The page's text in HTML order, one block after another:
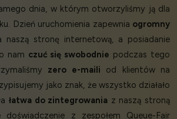
dnia, w którym otworzyliśmy ją dla
Dzień uruchomienia zapewnia ogromny
naszą stronę internetową, a posiadanie
nam czuć się swobodnie podczas tego
zero e-maili od klientów na
jako znak, że wszystko działało
łatwa do zintegrowania z naszą stroną
doświadczenie z zespołem Queue-Fair